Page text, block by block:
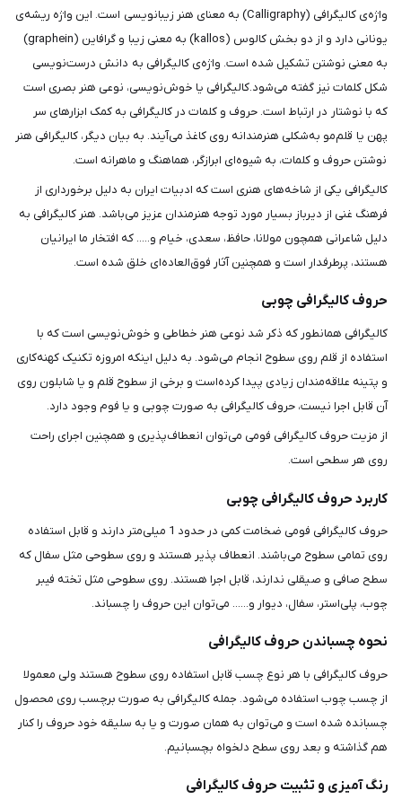
واژه‌ی کالیگرافی (Calligraphy) به معنای هنر زیبانویسی است. این واژه ریشه‌ی
یونانی دارد و از دو بخش کالوس (kallos) به معنی زیبا و گرافاین (graphein)
به معنی نوشتن تشکیل شده است. واژه‌ی کالیگرافی به دانش درست‌نویسی
شکل کلمات نیز گفته می‌شود.کالیگرافی یا خوش‌نویسی، نوعی هنر بصری است
که با نوشتار در ارتباط است. حروف و کلمات در کالیگرافی به کمک ابزارهای سر
پهن یا قلم‌مو به‌شکلی هنرمندانه روی کاغذ می‌آیند. به بیان دیگر، کالیگرافی هنر
نوشتن حروف و کلمات، به شیوه‌ای ابرازگر، هماهنگ و ماهرانه است.
کالیگرافی یکی از شاخه‌های هنری است که ادبیات ایران به دلیل برخورداری از
فرهنگ غنی از دیرباز بسیار مورد توجه هنرمندان عزیز می‌باشد. هنر کالیگرافی به
دلیل شاعرانی همچون مولانا، حافظ، سعدی، خیام و..... که افتخار ما ایرانیان
هستند، پرطرفدار است و همچنین آثار فوق‌العاده‌ای خلق شده است.
حروف کالیگرافی چوبی
کالیگرافی همانطور که ذکر شد نوعی هنر خطاطی و خوش‌نویسی است که با
استفاده از قلم روی سطوح انجام می‌شود. به دلیل اینکه امروزه تکنیک کهنه‌کاری
و پتینه علاقه‌مندان زیادی پیدا کرده‌است و برخی از سطوح قلم و یا شابلون روی
آن قابل اجرا نیست، حروف کالیگرافی به صورت چوبی و یا فوم وجود دارد.
از مزیت حروف کالیگرافی فومی می‌توان انعطاف‌پذیری و همچنین اجرای راحت
روی هر سطحی است.
کاربرد حروف کالیگرافی چوبی
حروف کالیگرافی فومی ضخامت کمی در حدود 1 میلی‌متر دارند و قابل استفاده
روی تمامی سطوح می‌باشند. انعطاف پذیر هستند و روی سطوحی مثل سفال که
سطح صافی و صیقلی ندارند، قابل اجرا هستند. روی سطوحی مثل تخته فیبر
چوب، پلی‌استر، سفال، دیوار و...... می‌توان این حروف را چسباند.
نحوه چسباندن حروف کالیگرافی
حروف کالیگرافی با هر نوع چسب قابل استفاده روی سطوح هستند ولی معمولا
از چسب چوب استفاده می‌شود. جمله کالیگرافی به صورت برچسب روی محصول
چسبانده شده است و می‌توان به همان صورت و یا به سلیقه خود حروف را کنار
هم گذاشته و بعد روی سطح دلخواه بچسبانیم.
رنگ آمیزی و تثبیت حروف کالیگرافی